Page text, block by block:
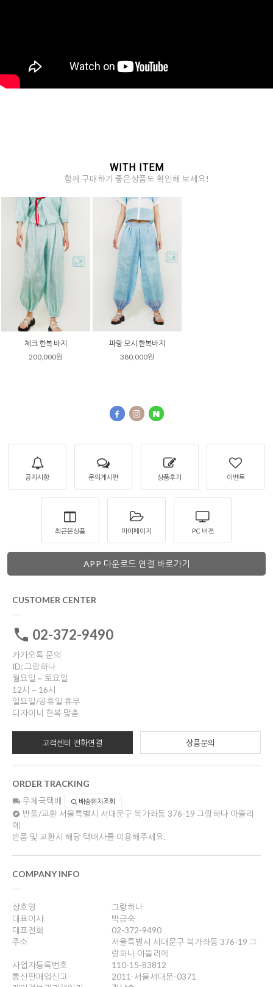
WITH ITEM
함께 구매하기 좋은상품도 확인해 보세요!
체크 한복 바지
200,000원
파랑 모시 한복바지
380,000원
공지사항 문의게시판 상품후기 이벤트
최근본상품 마이페이지 PC 버젼
APP 다운로드 연결 바로가기
CUSTOMER CENTER
02-372-9490
카카오톡 문의
ID: 그랑하나
월요일 ~ 토요일
12시 ~ 16시
일요일/공휴일 휴무
디자이너 한복 맞춤
고객센터 전화연결 상품문의
ORDER TRACKING
우체국택배 배송위치조회
반품/교환 서울특별시 서대문구 북가좌동 376-19 그랑하나 아뜰리
에
반품 및 교환시 해당 택배사를 이용해주세요.
COMPANY INFO
상호명
그랑하나
대표이사
박금숙
대표전화
02-372-9490
주소
서울특별시 서대문구 북가좌동 376-19 그
랑하나 아뜰리에
사업자등록번호
110-15-83812
통신판매업신고
2011-서울서대문-0371